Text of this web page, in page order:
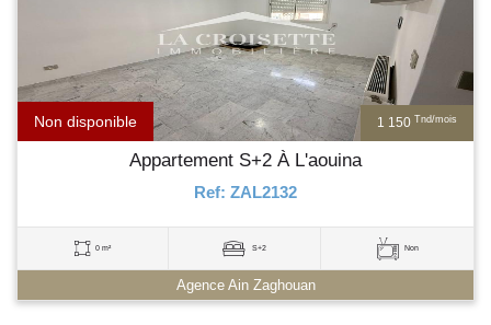
1 150 Tnd/mois
Non disponible
Appartement S+2 À L'aouina
Ref: ZAL2132
0 m² S+2 Non
Agence Ain Zaghouan